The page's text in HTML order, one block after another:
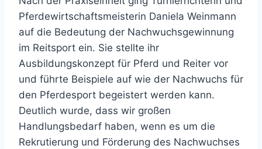
Pferdewirtschaftsmeisterin Daniela Weinmann
auf die Bedeutung der Nachwuchsgewinnung
im Reitsport ein. Sie stellte ihr
Ausbildungskonzept für Pferd und Reiter vor
und führte Beispiele auf wie der Nachwuchs für
den Pferdesport begeistert werden kann.
Deutlich wurde, dass wir großen
Handlungsbedarf haben, wenn es um die
Rekrutierung und Förderung des Nachwuchses